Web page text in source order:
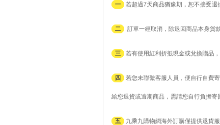
一 若超過7天商品猶豫期，恕不接受退
二 訂單一經取消，除退回商品本身貨
三 若有使用紅利折抵現金或兌換贈品
四 若您未聯繫客服人員，便自行自費
給您退貨或逾期商品，需請您自行負擔寄
五 九乘九購物網海外訂購僅提供退貨